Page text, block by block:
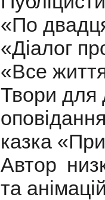
«По
«Діалог
«Все
Твори для
казка
Автор
та